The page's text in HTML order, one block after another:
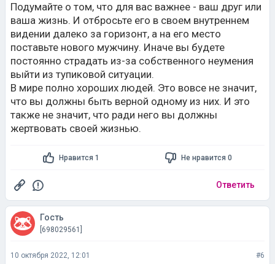
Подумайте о том, что для вас важнее - ваш друг или
ваша жизнь. И отбросьте его в своем внутреннем
видении далеко за горизонт, а на его место
поставьте нового мужчину. Иначе вы будете
постоянно страдать из-за собственного неумения
выйти из тупиковой ситуации.
В мире полно хороших людей. Это вовсе не значит,
что вы должны быть верной одному из них. И это
также не значит, что ради него вы должны
жертвовать своей жизнью.
Нравится 1 Не нравится 0
Ответить
Гость
[698029561]
10 октября 2022, 12:01 #6